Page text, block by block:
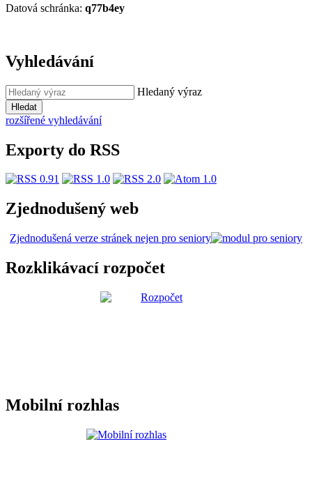
Datová schránka: q77b4ey
Vyhledávání
Hledaný výraz
Hledat
rozšířené vyhledávání
Exporty do RSS
Zjednodušený web
Zjednodušená verze stránek nejen pro seniory
Rozklikávací rozpočet
Mobilní rozhlas